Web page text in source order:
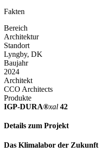
Fakten
Bereich
Architektur
Standort
Lyngby, DK
Baujahr
2024
Architekt
CCO Architects
Produkte
IGP-DURA®xal 42
Details zum Projekt
Das Klimalabor der Zukunft